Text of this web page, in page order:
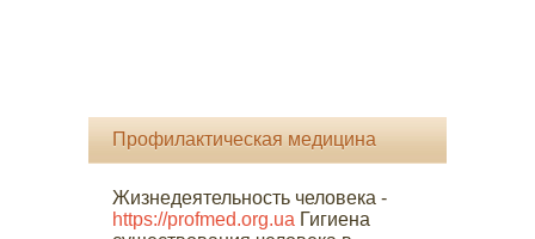
Профилактическая медицина
Жизнедеятельность человека -
https://profmed.org.ua Гигиена